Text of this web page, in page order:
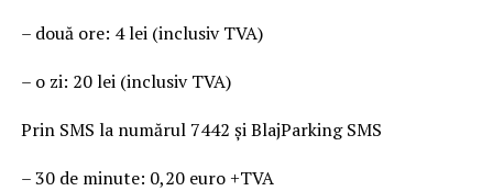
– două ore: 4 lei (inclusiv TVA)
– o zi: 20 lei (inclusiv TVA)
Prin SMS la numărul 7442 și BlajParking SMS
– 30 de minute: 0,20 euro +TVA